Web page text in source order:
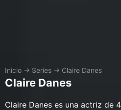
Inicio → Series → Claire Danes
Claire Danes
Claire Danes es una actriz de